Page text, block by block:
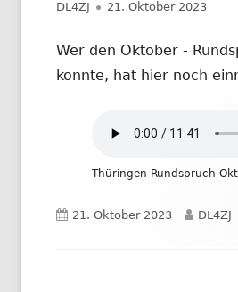
Autor
DL4ZJ
Veröffentlicht
21. Oktober 2023
Wer den Oktober -
konnte, hat hier noch
Thüringen Rundspruch
Veröffentlicht
21. Oktober 2023 Autor
DL4ZJ